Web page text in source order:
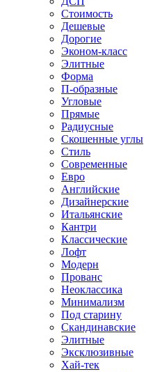
Стоимость
Дешевые
Дорогие
Эконом-класс
Элитные
Форма
П-образные
Угловые
Прямые
Радиусные
Скошенные углы
Стиль
Современные
Евро
Английские
Дизайнерские
Итальянские
Кантри
Классические
Лофт
Модерн
Прованс
Неоклассика
Минимализм
Под старину
Скандинавские
Элитные
Эксклюзивные
Хай-тек